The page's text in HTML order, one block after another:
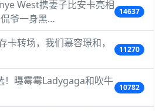
West携妻子比安卡亮相
爷一身黑…
14637
卡转场，我们慕容璟和，
11270
！曝霉霉Ladygaga和吹牛
10782